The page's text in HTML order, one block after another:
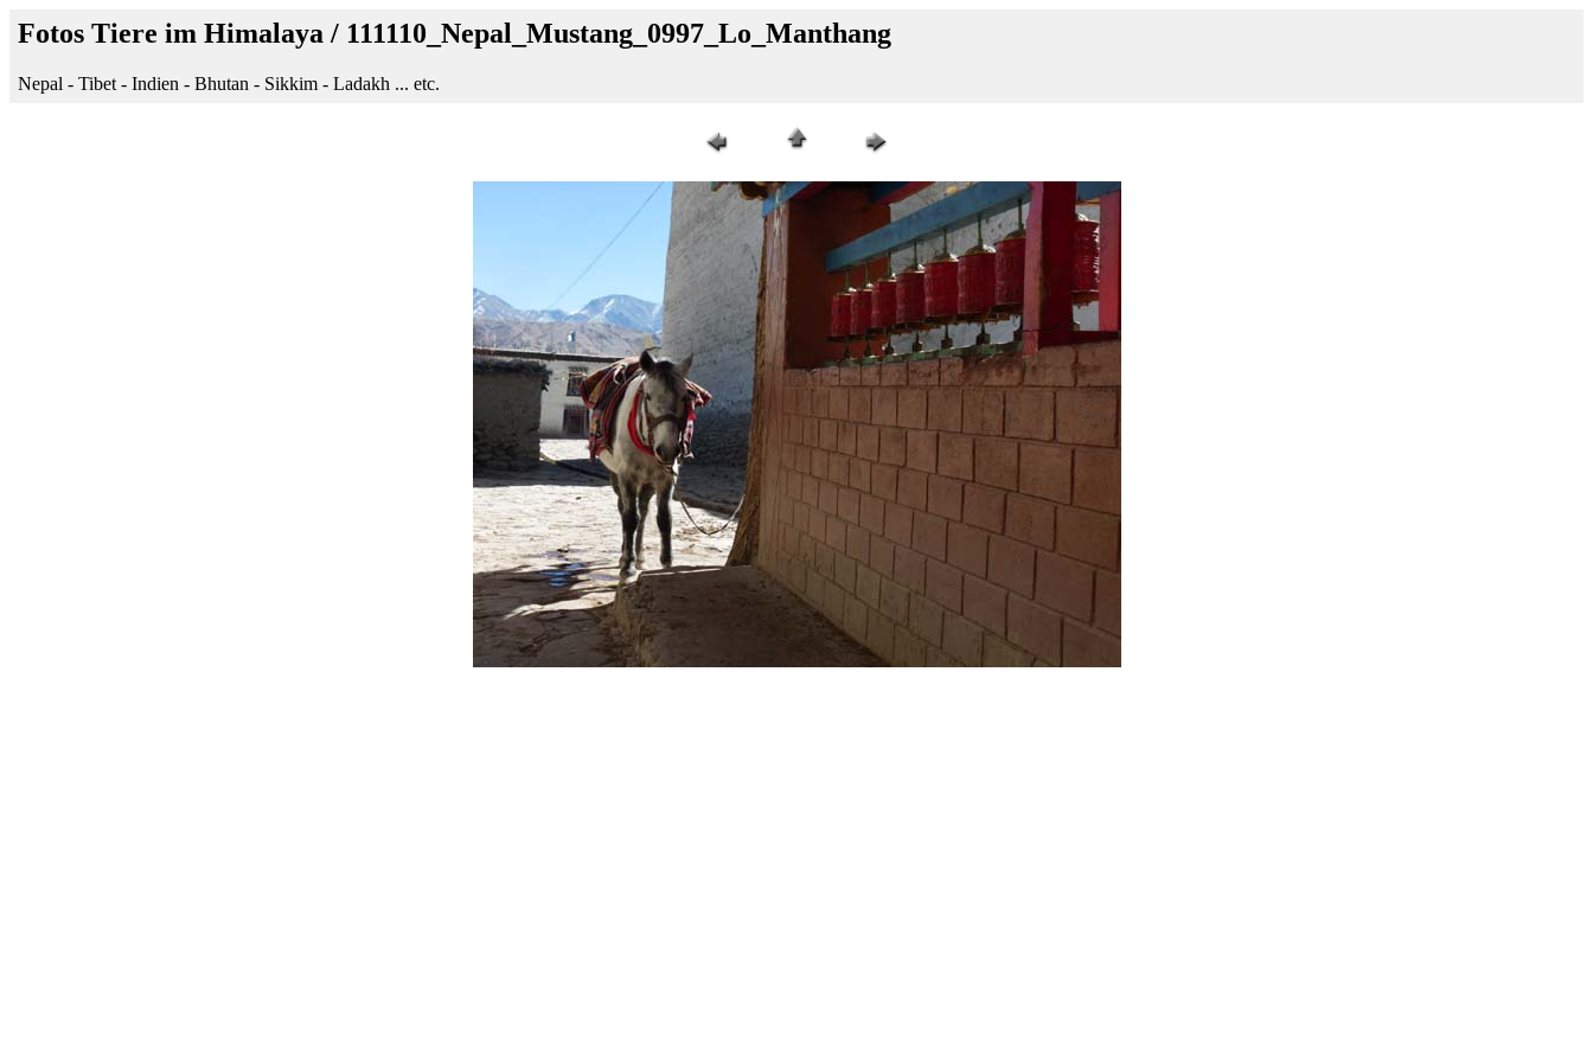
Fotos Tiere im Himalaya / 111110_Nepal_Mustang_0997_Lo_Manthang
Nepal - Tibet - Indien - Bhutan - Sikkim - Ladakh ... etc.